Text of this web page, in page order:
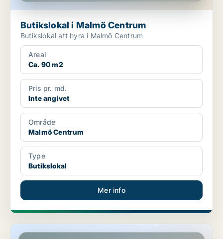
Butikslokal i Malmö Centrum
Butikslokal att hyra i Malmö Centrum
Areal
Ca. 90 m2
Pris pr. md.
Inte angivet
Område
Malmö Centrum
Type
Butikslokal
Mer info
Butikslokal i Malmö Centrum